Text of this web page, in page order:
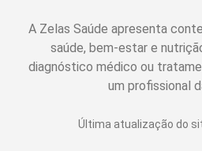
A Zelas Saúde apresenta
saúde, bem-estar e
diagnóstico médico ou
um profissional
Última atualização do